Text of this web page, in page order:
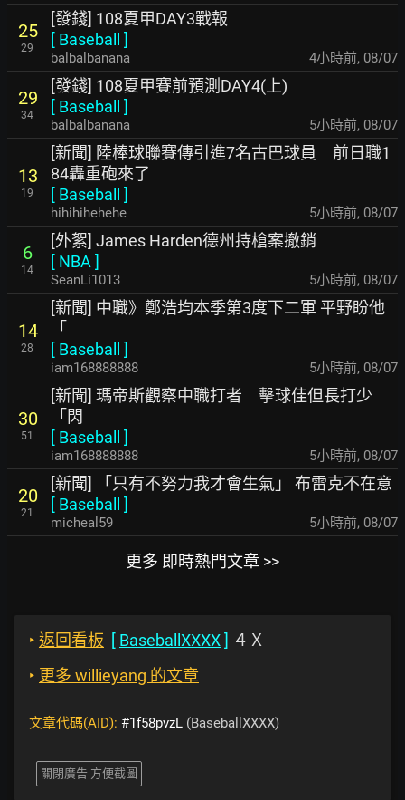
25
29
[發錢] 108夏甲DAY3戰報
[ Baseball ]
balbalbanana 4小時前, 08/07
29
34
[發錢] 108夏甲賽前預測DAY4(上)
[ Baseball ]
balbalbanana 5小時前, 08/07
13
19
[新聞] 陸棒球聯賽傳引進7名古巴球員 前日職1
84轟重砲來了
[ Baseball ]
hihihihehehe 5小時前, 08/07
6
14
[外絮] James Harden德州持槍案撤銷
[ NBA ]
SeanLi1013 5小時前, 08/07
14
28
[新聞] 中職》鄭浩均本季第3度下二軍 平野盼他
「
[ Baseball ]
iam168888888 5小時前, 08/07
30
51
[新聞] 瑪帝斯觀察中職打者 擊球佳但長打少
「閃
[ Baseball ]
iam168888888 5小時前, 08/07
20
21
[新聞] 「只有不努力我才會生氣」 布雷克不在意
[ Baseball ]
micheal59 5小時前, 08/07
更多 即時熱門文章 >>
‣ 返回看板 [ BaseballXXXX] ４Ｘ
‣ 更多 willieyang 的文章
文章代碼(AID): #1f58pvzL (BaseballXXXX)
關閉廣告 方便截圖